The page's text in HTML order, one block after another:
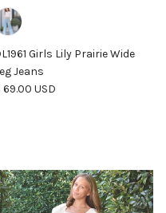
Girls Lily Prairie Wide
Jeans
normal
69.00 USD